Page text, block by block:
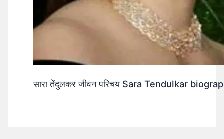
सारा तेंदुलकर जीवन परिचय Sara Tendulkar